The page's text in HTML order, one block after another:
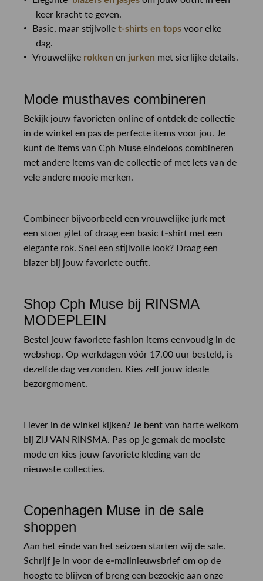
keer kracht te geven.
Basic, maar stijlvolle t-shirts en tops voor elke
dag.
Vrouwelijke rokken en jurken met sierlijke details.
Mode musthaves combineren
Bekijk jouw favorieten online of ontdek de collectie
in de winkel en pas de perfecte items voor jou. Je
kunt de items van Cph Muse eindeloos combineren
met andere items van de collectie of met iets van de
vele andere mooie merken.
Combineer bijvoorbeeld een vrouwelijke jurk met
een stoer gilet of draag een basic t-shirt met een
elegante rok. Snel een stijlvolle look? Draag een
blazer bij jouw favoriete outfit.
Shop Cph Muse bij RINSMA
MODEPLEIN
Bestel jouw favoriete fashion items eenvoudig in de
webshop. Op werkdagen vóór 17.00 uur besteld, is
dezelfde dag verzonden. Kies zelf jouw ideale
bezorgmoment.
Liever in de winkel kijken? Je bent van harte welkom
bij ZIJ VAN RINSMA. Pas op je gemak de mooiste
mode en kies jouw favoriete kleding van de
nieuwste collecties.
Copenhagen Muse in de sale
shoppen
Aan het einde van het seizoen starten wij de sale.
Schrijf je in voor de e-mailnieuwsbrief om op de
hoogte te blijven of breng een bezoekje aan onze